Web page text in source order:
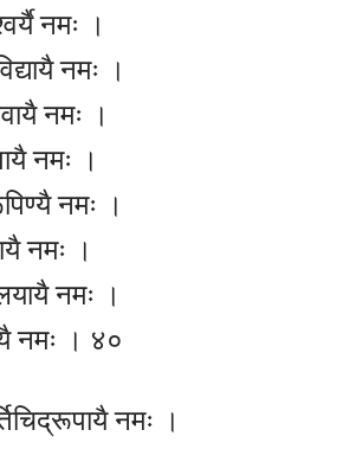
नमः ।
नमः ।
नमः ।
नमः ।
नमः ।
नमः ।
नमः ।
नमः । ४०
नमः ।